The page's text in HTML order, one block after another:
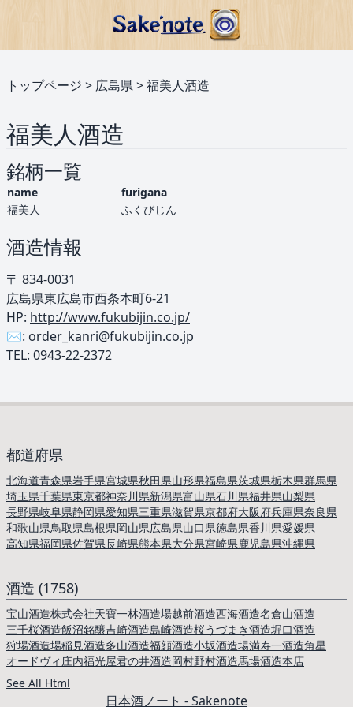
トップページ > 広島県>福美人酒造
福美人酒造
銘柄一覧
name
furigana
福美人
ふくびじん
酒造情報
〒 834-0031
広島県東広島市西条本町6-21
HP: http://www.fukubijin.co.jp/
✉️: order_kanri@fukubijin.co.jp
TEL: ︎ 0943-22-2372
都道府県
北海道青森県岩手県宮城県秋田県山形県福島県茨城県栃木県群馬県
埼玉県千葉県東京都神奈川県新潟県富山県石川県福井県山梨県
長野県岐阜県静岡県愛知県三重県滋賀県京都府大阪府兵庫県奈良県
和歌山県鳥取県島根県岡山県広島県山口県徳島県香川県愛媛県
高知県福岡県佐賀県長崎県熊本県大分県宮崎県鹿児島県沖縄県
酒造 (1758)
宝山酒造株式会社天寶一林酒造場越前酒造西海酒造名倉山酒造
三千桜酒造飯沼銘醸吉崎酒造島崎酒造桜うづまき酒造堀口酒造
狩場酒造場稲見酒造多山酒造福顔酒造小坂酒造場満寿一酒造角星
オードヴィ庄内福光屋君の井酒造岡村野村酒造馬場酒造本店
See All Html
日本酒ノート - Sakenote